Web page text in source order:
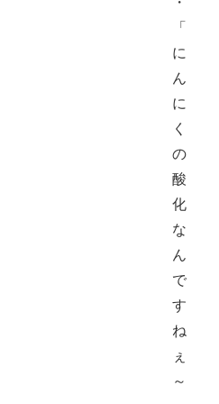
「
に
ん
に
く
の
酸
化
な
ん
で
す
ね
ぇ
～